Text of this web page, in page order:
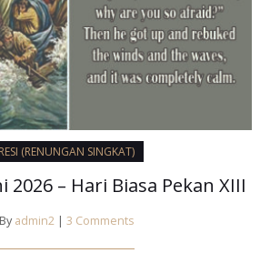
RESI (RENUNGAN SINGKAT)
2026 – Hari Biasa Pekan XIII
By admin2 | 3 Comments